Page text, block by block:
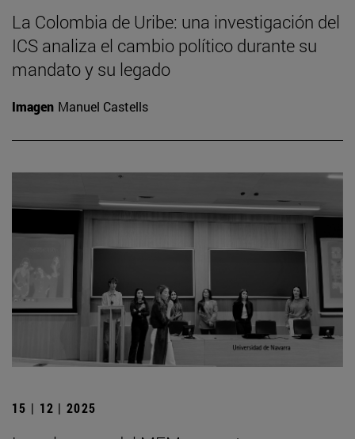
La Colombia de Uribe: una investigación del
ICS analiza el cambio político durante su
mandato y su legado
Imagen Manuel Castells
15 | 12 | 2025